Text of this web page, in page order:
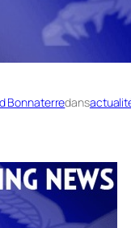
Bonnaterredans